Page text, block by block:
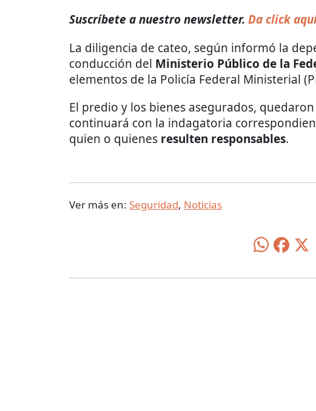
Suscríbete a nuestro newsletter. Da click
La diligencia de cateo, según informó la
conducción del Ministerio Público de la
elementos de la Policía Federal Ministerial
El predio y los bienes asegurados,
continuará con la indagatoria
quien o quienes resulten responsables.
Ver más en: Seguridad, Noticias